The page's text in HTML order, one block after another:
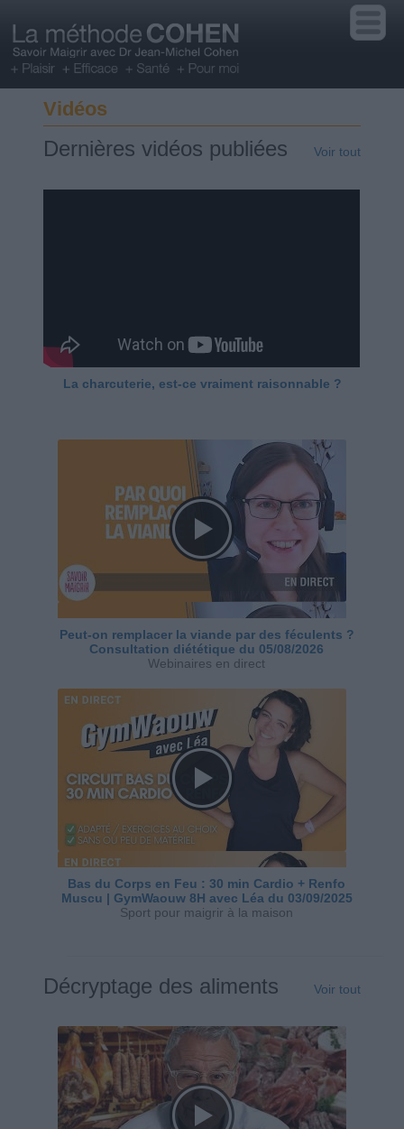
Vidéos
Dernières vidéos publiées Voir tout
La charcuterie, est-ce vraiment raisonnable ?
Peut-on remplacer la viande par des féculents ?
Consultation diététique du 05/08/2026
Webinaires en direct
Bas du Corps en Feu : 30 min Cardio + Renfo
Muscu | GymWaouw 8H avec Léa du 03/09/2025
Sport pour maigrir à la maison
Décryptage des aliments Voir tout